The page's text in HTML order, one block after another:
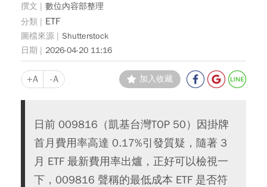
數位內容部整理
ETF
Shutterstock
2026-04-20 11:16
+A -A 加入收藏
日前 009816（凱基台灣TOP 50）因掛牌
首月費用率高達 0.17%引發質疑，隨著 3
月 ETF 最新費用率出爐，正好可以檢視一
下，009816 聲稱的最低成本 ETF 是否符